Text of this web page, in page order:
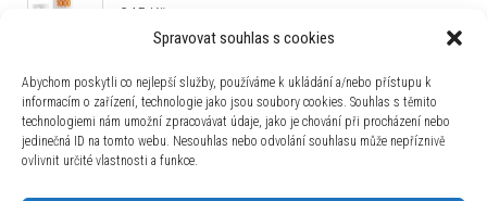
Spravovat souhlas s cookies
Abychom poskytli co nejlepší služby, používáme k ukládání a/nebo přístupu k
informacím o zařízení, technologie jako jsou soubory cookies. Souhlas s těmito
technologiemi nám umožní zpracovávat údaje, jako je chování při procházení nebo
jedinečná ID na tomto webu. Nesouhlas nebo odvolání souhlasu může nepříznivě
ovlivnit určité vlastnosti a funkce.
245 Kč
PowerPro Protein Bar 32% Protein 60 g oříšek
60KčPůvodní cena byla: 60 Kč.
48KčAktuální cena je: 48 Kč.
Nutrend N1 Pre-Workout 510 g grapefruit
820 Kč Původní cena byla: 820 Kč.
799